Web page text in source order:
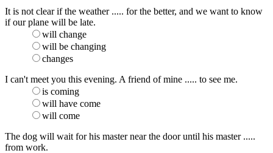
It is not clear if the weather ..... for the better, and we want to know
if our plane will be late.
will change
will be changing
changes
I can't meet you this evening. A friend of mine ..... to see me.
is coming
will have come
will come
The dog will wait for his master near the door until his master .....
from work.